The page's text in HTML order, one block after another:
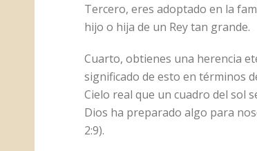
Tercero, eres adoptado en la
hijo o hija de un Rey tan grande.
Cuarto, obtienes una herencia
significado de esto en términos
Cielo real que un cuadro del sol
Dios ha preparado algo para
2:9).